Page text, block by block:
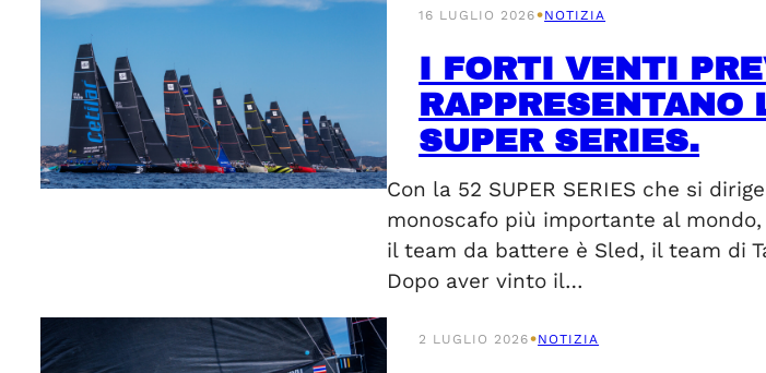
16 LUGLIO 2026•NOTIZIA
I FORTI VENTI
RAPPRESENTANO
SUPER SERIES.
Con la 52 SUPER SERIES che si
monoscafo più importante al mondo,
il team da battere è Sled, il team di
Dopo aver vinto il…
2 LUGLIO 2026•NOTIZIA